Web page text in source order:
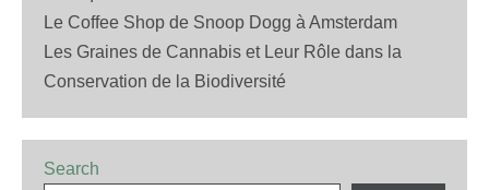
Le Coffee Shop de Snoop Dogg à Amsterdam
Les Graines de Cannabis et Leur Rôle dans la
Conservation de la Biodiversité
Search